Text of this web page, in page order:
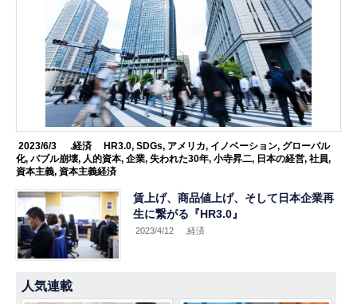
2023/6/3 .経済 HR3.0, SDGs, アメリカ, イノベーション, グローバル
化,バブル崩壊, 人的資本,企業,失われた30年,小寺昇二, 日本の経営,社員,
資本主義,資本主義経済
賃上げ、商品値上げ、そして日本企業再
生に繋がる『HR3.0』
2023/4/12 .経済
人気連載